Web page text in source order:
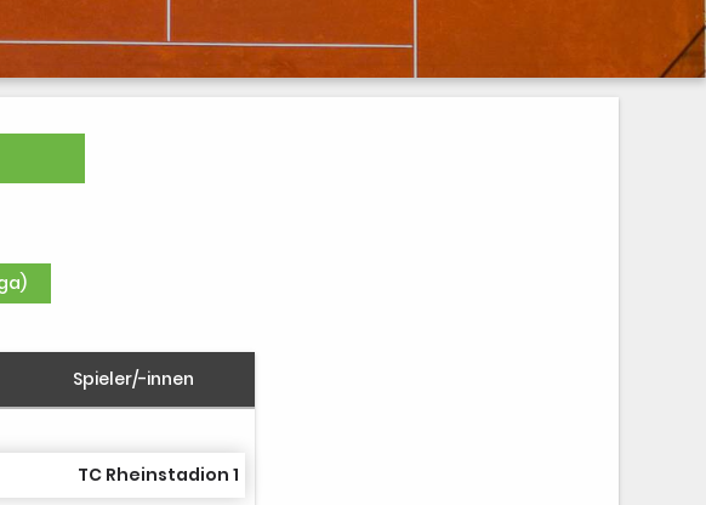
Spieler/-innen
TC Rheinstadion 1